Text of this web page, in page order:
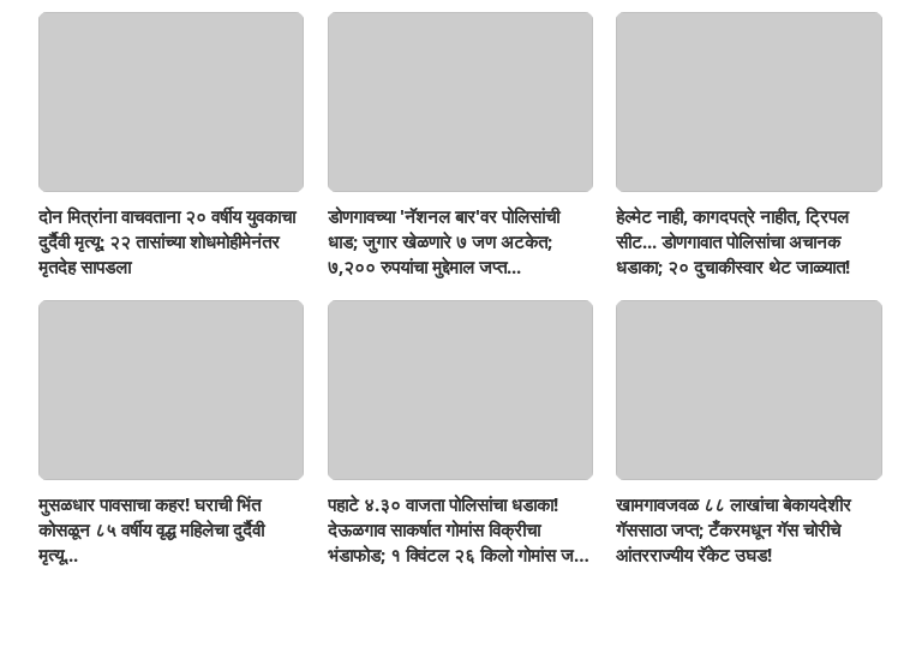
दोन मित्रांना वाचवताना २० वर्षीय युवकाचा
दुर्दैवी मृत्यू; २२ तासांच्या शोधमोहीमेनंतर
मृतदेह सापडला
डोणगावच्या 'नॅशनल बार'वर पोलिसांची
धाड; जुगार खेळणारे ७ जण अटकेत;
७,२०० रुपयांचा मुद्देमाल जप्त...
हेल्मेट नाही, कागदपत्रे नाहीत, ट्रिपल
सीट... डोणगावात पोलिसांचा अचानक
धडाका; २० दुचाकीस्वार थेट जाळ्यात!
मुसळधार पावसाचा कहर! घराची भिंत
कोसळून ८५ वर्षीय वृद्ध महिलेचा दुर्दैवी
मृत्यू...
पहाटे ४.३० वाजता पोलिसांचा धडाका!
देऊळगाव साकर्षात गोमांस विक्रीचा
भंडाफोड; १ क्विंटल २६ किलो गोमांस जप्त,
खामगावजवळ ८८ लाखांचा बेकायदेशीर
गॅससाठा जप्त; टँकरमधून गॅस चोरीचे
आंतरराज्यीय रॅकेट उघड!